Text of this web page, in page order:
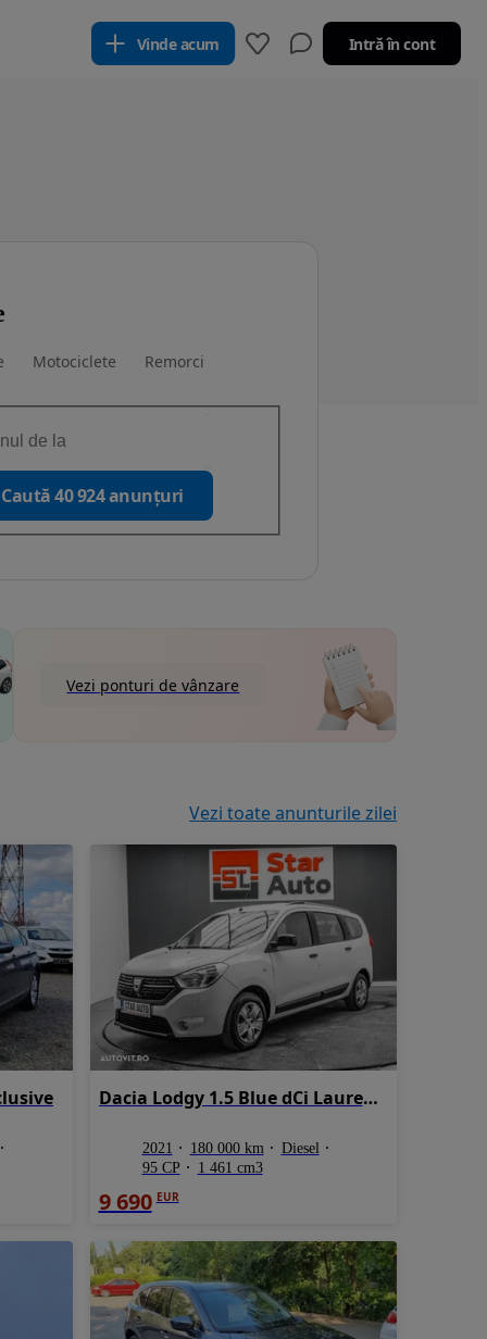
Vinde acum Intră în cont
Motociclete Remorci
Caută 40 924 anunțuri
Vezi ponturi de vânzare
Vezi toate anunturile zilei
Dacia Lodgy 1.5 Blue dCi Laureate
2021 180 000 km
Diesel
95 CP
1 461 cm3
9 690 EUR